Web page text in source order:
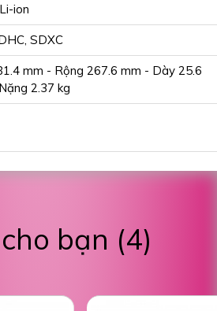
ion
SDXC
mm - Rộng 267.6 mm - Dày 25.6
2.37 kg
bạn (4)